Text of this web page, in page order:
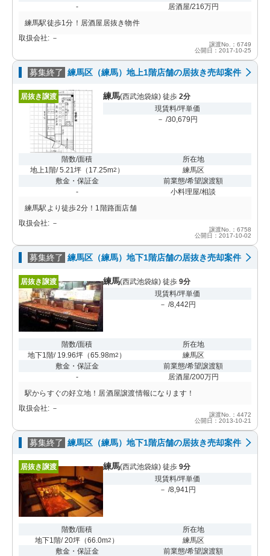
-
居酒屋/216万円
練馬駅徒歩1分！居酒屋居抜き物件
取扱会社: －
譲渡No.：6749
公開日：2017-10-25
募集終了 練馬区（練馬）地上1階店舗の居抜き売却案件
居抜き譲渡 練馬(西武池袋線) 徒歩 2分
現賃料/坪単価
－ /30,679円
階数/面積
地上1階/ 5.21坪（ 17.25m2 ）
所在地
練馬区
敷金・保証金
-
前業態/希望譲渡額
小料理屋/相談
練馬駅より徒歩2分！1階路面店舗
取扱会社: －
譲渡No.：6758
公開日：2017-10-02
募集終了 練馬区（練馬）地下1階店舗の居抜き売却案件
居抜き譲渡 練馬(西武池袋線) 徒歩 9分
現賃料/坪単価
－ /8,442円
階数/面積
地下1階/ 19.96坪 （65.98m2 ）
所在地
練馬区
敷金・保証金
-
前業態/希望譲渡額
居酒屋/200万円
駅からすぐの好立地！居酒屋譲渡情報になります！
取扱会社: －
譲渡No.：4472
公開日：2013-10-21
募集終了 練馬区（練馬）地下1階店舗の居抜き売却案件
居抜き譲渡 練馬(西武池袋線) 徒歩 9分
現賃料/坪単価
－ /8,941円
階数/面積
地下1階/ 20坪 （66.0m2 ）
所在地
練馬区
敷金・保証金
前業態/希望譲渡額